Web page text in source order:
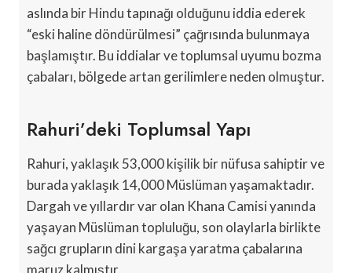
aslında bir Hindu tapınağı olduğunu iddia ederek
“eski haline döndürülmesi” çağrısında bulunmaya
başlamıştır. Bu iddialar ve toplumsal uyumu bozma
çabaları, bölgede artan gerilimlere neden olmuştur.
Rahuri’deki Toplumsal Yapı
Rahuri, yaklaşık 53,000 kişilik bir nüfusa sahiptir ve
burada yaklaşık 14,000 Müslüman yaşamaktadır.
Dargah ve yıllardır var olan Khana Camisi yanında
yaşayan Müslüman topluluğu, son olaylarla birlikte
sağcı grupların dini kargaşa yaratma çabalarına
maruz kalmıştır.